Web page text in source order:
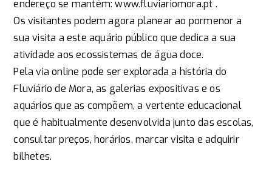
endereço se mantém: www.fluviariomora.pt .
Os visitantes podem agora planear ao pormenor a
sua visita a este aquário público que dedica a sua
atividade aos ecossistemas de água doce.
Pela via online pode ser explorada a história do
Fluviário de Mora, as galerias expositivas e os
aquários que as compõem, a vertente educacional
que é habitualmente desenvolvida junto das escolas,
consultar preços, horários, marcar visita e adquirir
bilhetes.